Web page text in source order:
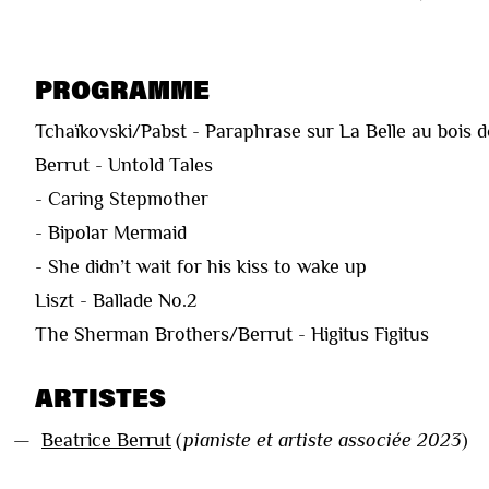
PROGRAMME
Tchaïkovski/Pabst - Paraphrase sur La Belle au bois
Berrut - Untold Tales
- Caring Stepmother
- Bipolar Mermaid
- She didn’t wait for his kiss to wake up
Liszt - Ballade No.2
The Sherman Brothers/Berrut - Higitus Figitus
ARTISTES
— Beatrice Berrut (pianiste et artiste associée 2023)